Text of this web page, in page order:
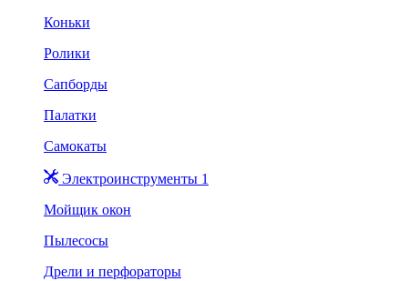
Коньки
Ролики
Сапборды
Палатки
Самокаты
Электроинструменты 1
Мойщик окон
Пылесосы
Дрели и перфораторы